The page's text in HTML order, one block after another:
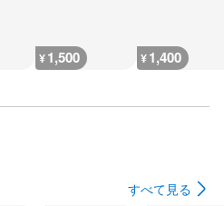
¥1,500 ¥1,400
すべて見る